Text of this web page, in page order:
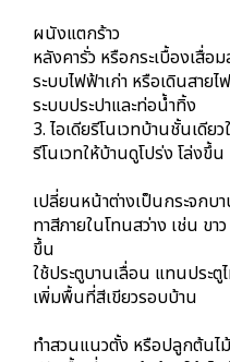
ผนังแตกร้าว
หลังคารั่ว หรือกระเบื้องเสื่อ
ระบบไฟฟ้าเก่า หรือเดินสาย
ระบบประปาและท่อน้ำทิ้ง
3. ไอเดียรีโนเวทบ้านชั้นเดีย
รีโนเวทให้บ้านดูโปร่ง โล่งขึ้น
เปลี่ยนหน้าต่างเป็นกระจก
ทาสีภายในโทนสว่าง เช่น ข
ขึ้น
ใช้ประตูบานเลื่อน แทนประตู
เพิ่มพื้นที่สีเขียวรอบบ้าน
ทำสวนแนวตั้ง หรือปลูกต้นไ